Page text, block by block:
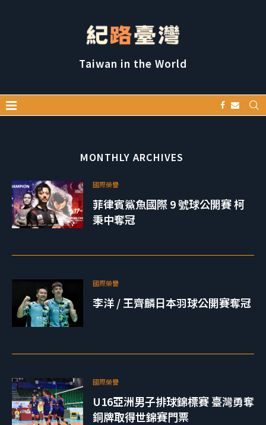
Taiwan in the World
MONTHLY ARCHIVES
國際榮譽
菲律賓鯊魚國際 9 號球公開賽 柯
秉中奪冠
國際榮譽
李洋 / 王齊麟日本羽球公開賽奪冠
國際榮譽
U16亞洲男子排球錦標賽 臺灣勇奪
銅牌取得世錦賽門票